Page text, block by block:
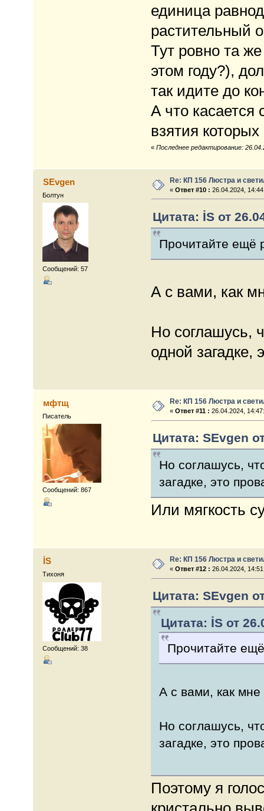
единица
Тут ровно та
этом году?),
так идите до
А что
взятия
« Последнее редактирование:
SEvgen
Болтун
Сообщений: 57
Re: КП 156 Люстра и
«Ответ #10 : 26.04.2024,
Цитата: İS от
Прочитайте ещё
А с вами, как
Но соглашусь,
одной загадке,
мфтщ
Писатель
Сообщений: 867
Re: КП 156 Люстра и
«Ответ #11 : 26.04.2024,
Цитата: SEvgen
Но соглашусь,
загадке, это
Или мягкость
İS
Тихоня
Сообщений: 38
Re: КП 156 Люстра и
«Ответ #12 : 26.04.2024,
Цитата: SEvgen
Цитата: İS от
Прочитайте
А с вами, как
Но соглашусь,
загадке, это
Поэтому я